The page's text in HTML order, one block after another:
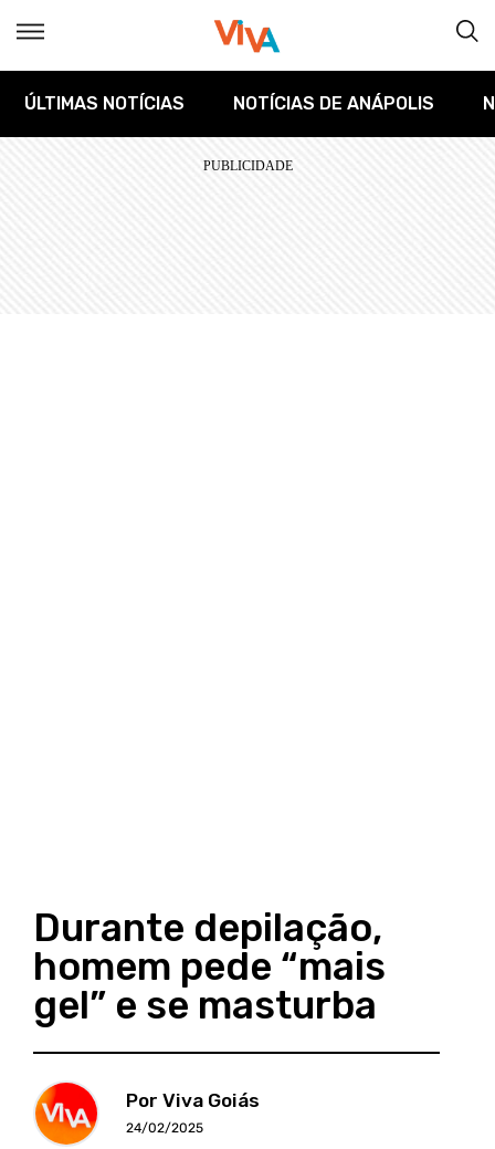
ÚLTIMAS NOTÍCIAS NOTÍCIAS DE ANÁPOLIS
Durante depilação,
homem pede “mais
gel” e se masturba
Por Viva Goiás
24/02/2025